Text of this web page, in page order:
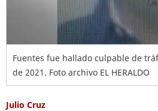
Fuentes fue hallado culpable de
de 2021. Foto archivo EL HERALDO
Julio Cruz